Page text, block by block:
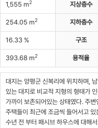
1,555 m2 지상층수
254.05 m2 지하층수
16.33 % 구조
393.68 m2 용적율
대지는 양평군 신복리에 위치하며,
있는 대지로 비교적 지형의 형태가
가까이 보존되어있는 상태였다. 주
주택들이 최근에 조금씩 들어서고 있
수년 전 부터 패시브 하우스에 대해